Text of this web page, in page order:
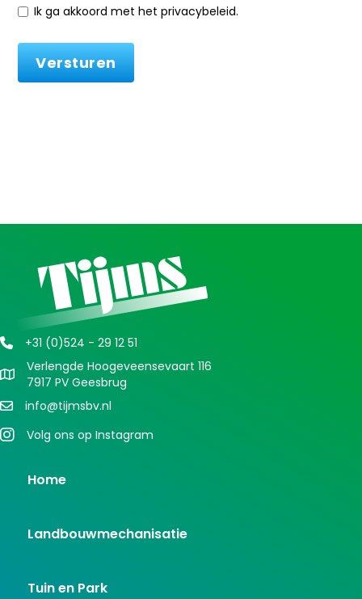
Ik ga akkoord met het privacybeleid.
+31 (0)524 - 29 12 51
Verlengde Hoogeveensevaart 116
7917 PV Geesbrug
info@tijmsbv.nl
Volg ons op Instagram
Home
Landbouwmechanisatie
Tuin en Park